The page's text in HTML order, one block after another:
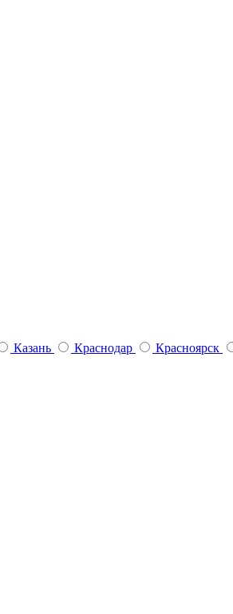
Казань Краснодар Красноярск